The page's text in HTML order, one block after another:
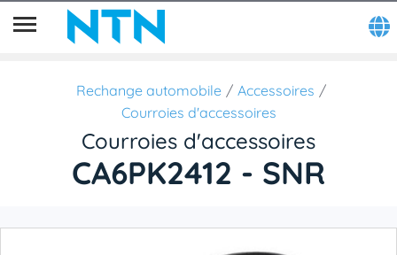
Rechange automobile
Accessoires
Courroies d'accessoires
Courroies d'accessoires
CA6PK2412 - SNR